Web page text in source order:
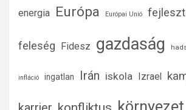
energia Európa Európai Unió
feleség Fidesz gazdaság
infláció ingatlan Irán iskola Izrael